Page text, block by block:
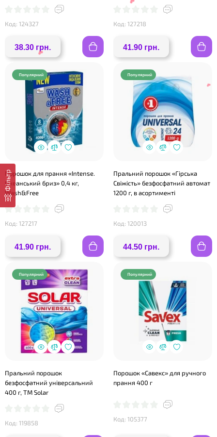
Фільтр
Код: 124327
38.30 грн.
Код: 127218
41.90 грн.
Популярний
Порошок для прання «Intense.
Океанський бриз» 0,4 кг,
Wash&Free
Код: 127217
41.90 грн.
Популярний
Пральний порошок «Гірська
Свіжість» безфосфатний автомат
1200 г, в асортименті
Код: 120013
44.50 грн.
Популярний
Пральний порошок
безфосфатний універсальний
400 г, ТМ Solar
Код: 119858
Популярний
Порошок «Савекс» для ручного
прання 400 г
Код: 105377
❤